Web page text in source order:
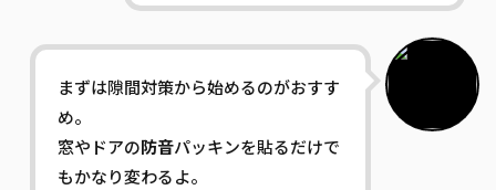
まずは隙間対策から始めるのがおすす
め。
窓やドアの防音パッキンを貼るだけで
もかなり変わるよ。